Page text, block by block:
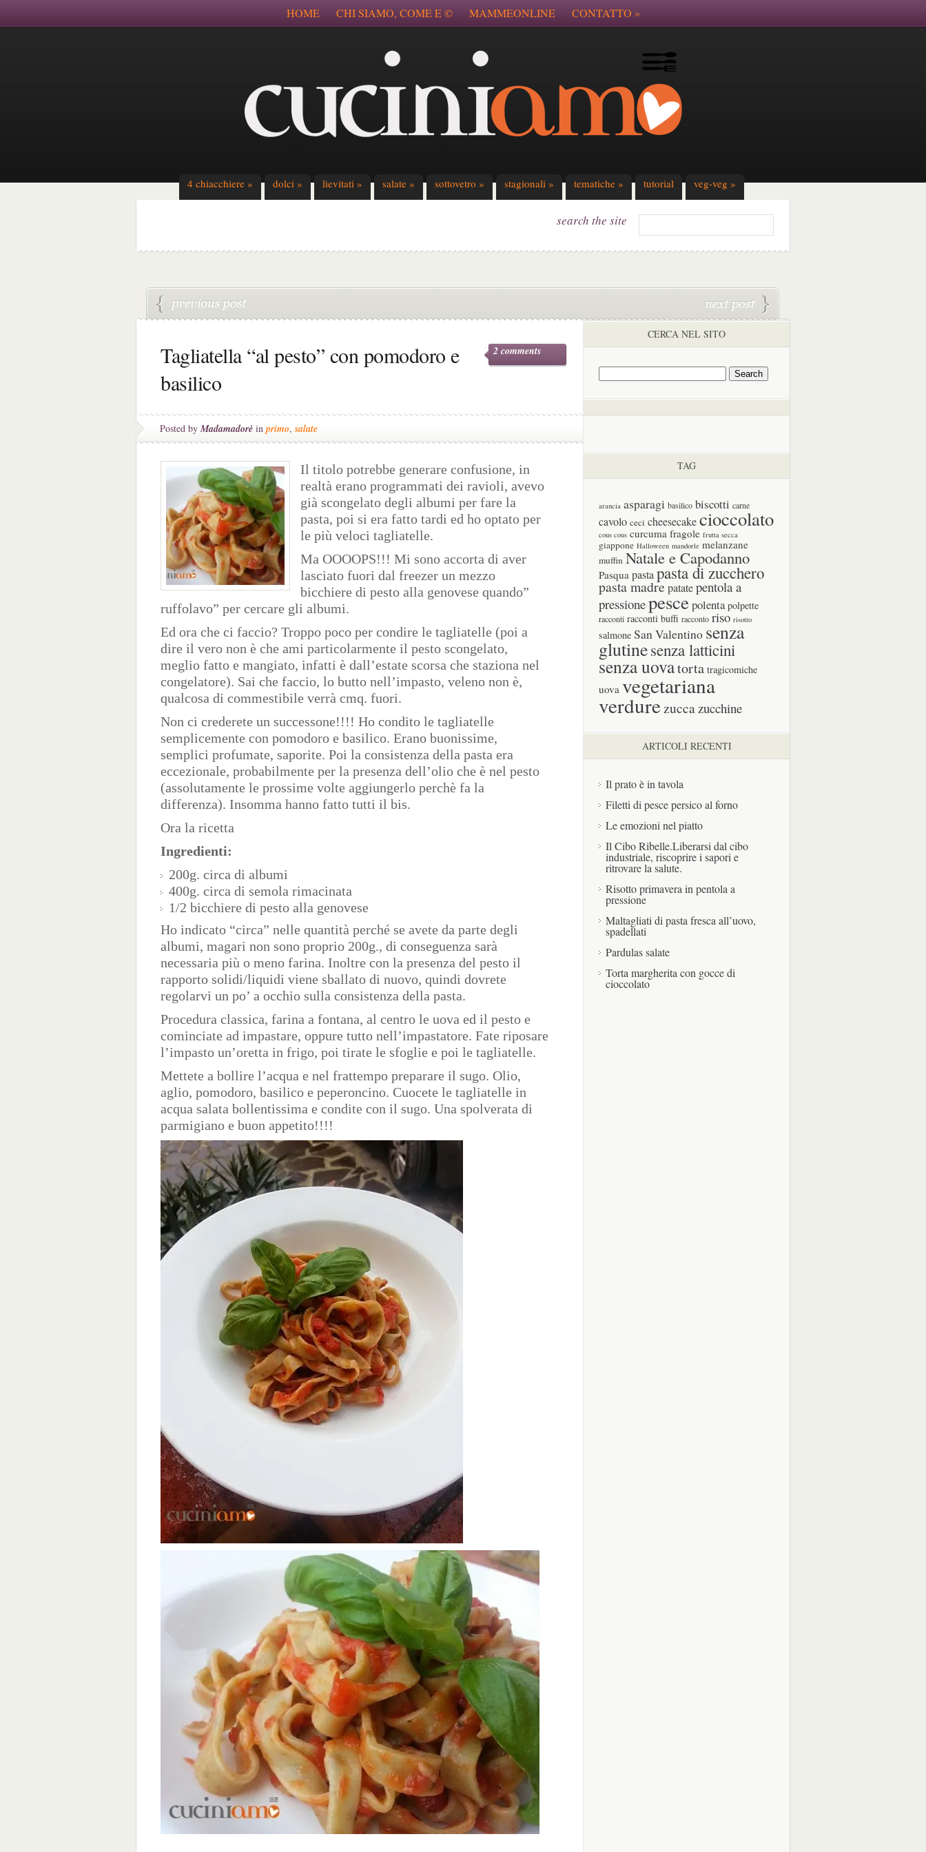
HOME CHI SIAMO, COME E © MAMMEONLINE CONTATTO »
4 chiacchiere » dolci » lievitati » salate » sottovetro » stagionali » tematiche » tutorial veg-veg »
search the site
Tagliatella “al pesto” con pomodoro e
basilico
2 comments
Posted byMadamadorè inprimo,salate
Il titolo potrebbe generare confusione, in
realtà erano programmati dei ravioli, avevo
già scongelato degli albumi per fare la
pasta, poi si era fatto tardi ed ho optato per
le più veloci tagliatelle.
Ma OOOOPS!!! Mi sono accorta di aver
lasciato fuori dal freezer un mezzo
bicchiere di pesto alla genovese quando”
ruffolavo” per cercare gli albumi.
Ed ora che ci faccio? Troppo poco per condire le tagliatelle (poi a
dire il vero non è che ami particolarmente il pesto scongelato,
meglio fatto e mangiato, infatti è dall’estate scorsa che staziona nel
congelatore). Sai che faccio, lo butto nell’impasto, veleno non è,
qualcosa di commestibile verrà cmq. fuori.
Non ci crederete un successone!!!! Ho condito le tagliatelle
semplicemente con pomodoro e basilico. Erano buonissime,
semplici profumate, saporite. Poi la consistenza della pasta era
eccezionale, probabilmente per la presenza dell’olio che è nel pesto
(assolutamente le prossime volte aggiungerlo perchè fa la
differenza). Insomma hanno fatto tutti il bis.
Ora la ricetta
Ingredienti:
200g. circa di albumi
400g. circa di semola rimacinata
1/2 bicchiere di pesto alla genovese
Ho indicato “circa” nelle quantità perché se avete da parte degli
albumi, magari non sono proprio 200g., di conseguenza sarà
necessaria più o meno farina. Inoltre con la presenza del pesto il
rapporto solidi/liquidi viene sballato di nuovo, quindi dovrete
regolarvi un po’ a occhio sulla consistenza della pasta.
Procedura classica, farina a fontana, al centro le uova ed il pesto e
cominciate ad impastare, oppure tutto nell’impastatore. Fate riposare
l’impasto un’oretta in frigo, poi tirate le sfoglie e poi le tagliatelle.
Mettete a bollire l’acqua e nel frattempo preparare il sugo. Olio,
aglio, pomodoro, basilico e peperoncino. Cuocete le tagliatelle in
acqua salata bollentissima e condite con il sugo. Una spolverata di
parmigiano e buon appetito!!!!
CERCA NEL SITO
TAG
arancia asparagi basilico biscotti carne
cavolo ceci cheesecakecioccolato
cous cous curcuma fragole frutta secca
giappone Halloween mandorle melanzane
muffin Natale e Capodanno
Pasqua pastapasta di zucchero
pasta madre patatepentola a
pressionepesce polenta polpette
racconti racconti buffi racconto riso risotto
salmone San Valentino senza
glutinesenza latticini
senza uovatorta tragicomiche
uova vegetariana
verdurezuccazucchine
ARTICOLI RECENTI
Il prato è in tavola
Filetti di pesce persico al forno
Le emozioni nel piatto
Il Cibo Ribelle.Liberarsi dal cibo
industriale, riscoprire i sapori e
ritrovare la salute.
Risotto primavera in pentola a
pressione
Maltagliati di pasta fresca all’uovo,
spadellati
Pardulas salate
Torta margherita con gocce di
cioccolato